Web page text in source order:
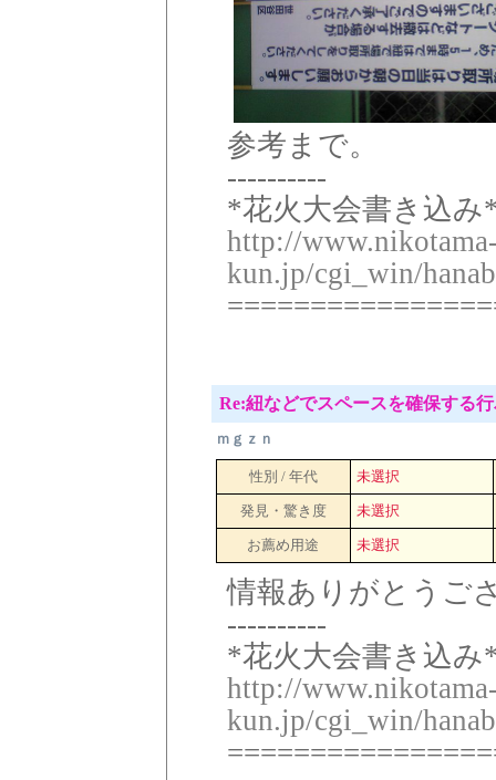
参考まで。
----------
*花火大会書き込み
http://
kun.jp/cgi_win/
Re:紐などでスペースを確保する
ｍｇｚｎ
性別 / 年代 未選択
発見・驚き度 未選択
お薦め用途 未選択
情報ありがとうご
----------
*花火大会書き込み
http://
kun.jp/cgi_win/